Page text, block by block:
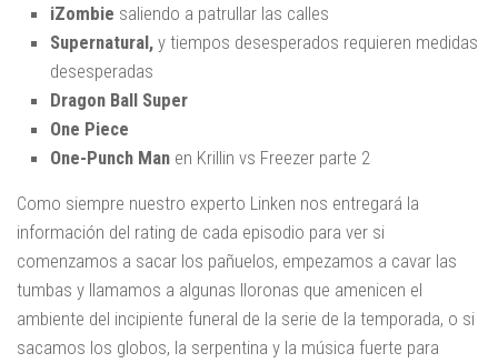
iZombie saliendo a patrullar las calles
Supernatural, y tiempos desesperados requieren medidas
desesperadas
Dragon Ball Super
One Piece
One-Punch Man en Krillin vs Freezer parte 2
Como siempre nuestro experto Linken nos entregará la
información del rating de cada episodio para ver si
comenzamos a sacar los pañuelos, empezamos a cavar las
tumbas y llamamos a algunas lloronas que amenicen el
ambiente del incipiente funeral de la serie de la temporada, o si
sacamos los globos, la serpentina y la música fuerte para